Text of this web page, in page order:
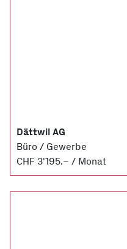
Dättwil AG
Büro / Gewerbe
CHF 3'195.– / Monat